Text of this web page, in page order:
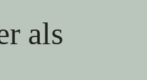
als